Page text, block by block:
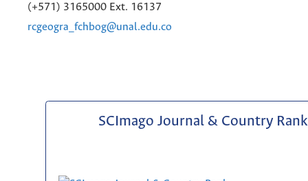
(+571) 3165000 Ext. 16137
rcgeogra_fchbog@unal.edu.co
SCImago Journal & Country Rank